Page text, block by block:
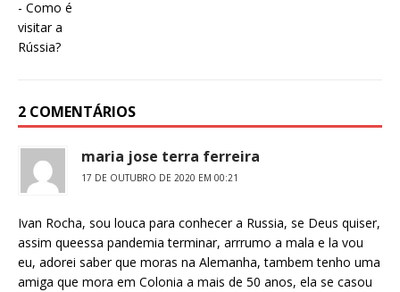
2 COMENTÁRIOS
maria jose terra ferreira
17 DE OUTUBRO DE 2020 EM 00:21
Ivan Rocha, sou louca para conhecer a Russia, se Deus quiser,
assim queessa pandemia terminar, arrrumo a mala e la vou
eu, adorei saber que moras na Alemanha, tambem tenho uma
amiga que mora em Colonia a mais de 50 anos, ela se casou